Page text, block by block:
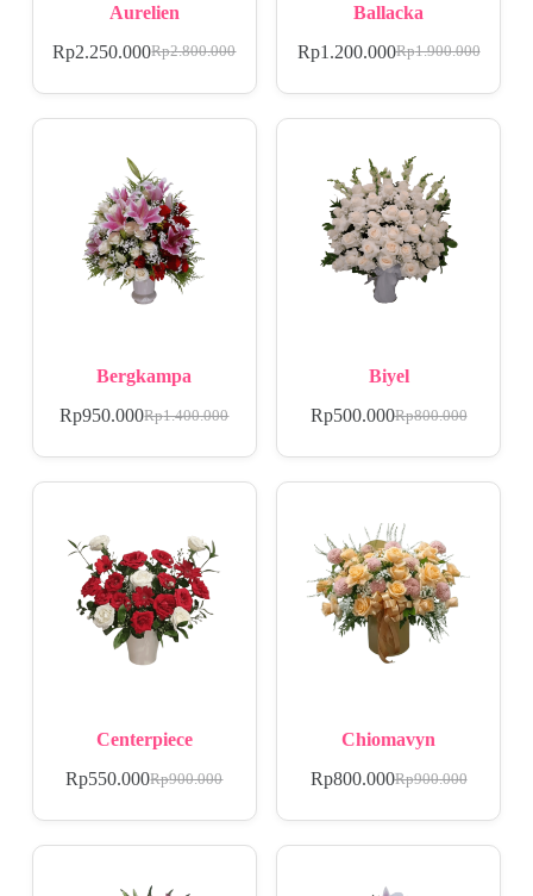
Aurelien
Rp2.800.000
Rp2.250.000
Ballacka
Rp1.900.000
Rp1.200.000
Bergkampa
Rp1.400.000
Rp950.000
Biyel
Rp800.000
Rp500.000
Centerpiece
Rp900.000
Rp550.000
Chiomavyn
Rp900.000
Rp800.000